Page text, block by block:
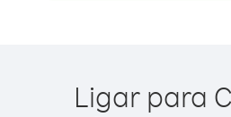
Ligar para